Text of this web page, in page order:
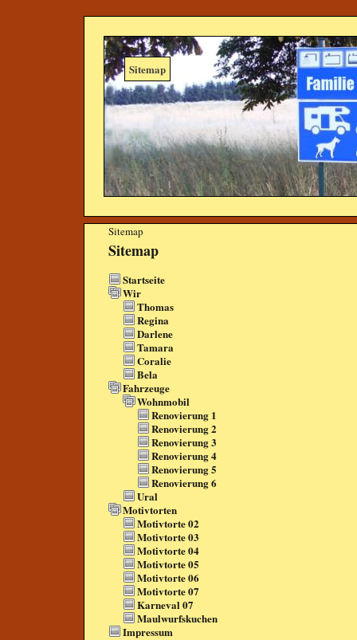
Sitemap
Sitemap
Sitemap
Startseite
Wir
Thomas
Regina
Darlene
Tamara
Coralie
Bela
Fahrzeuge
Wohnmobil
Renovierung 1
Renovierung 2
Renovierung 3
Renovierung 4
Renovierung 5
Renovierung 6
Ural
Motivtorten
Motivtorte 02
Motivtorte 03
Motivtorte 04
Motivtorte 05
Motivtorte 06
Motivtorte 07
Karneval 07
Maulwurfskuchen
Impressum